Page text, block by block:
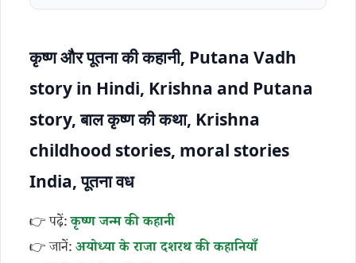
कृष्ण और पूतना की कहानी, Putana Vadh
story in Hindi, Krishna and Putana
story, बाल कृष्ण की कथा, Krishna
childhood stories, moral stories
India, पूतना वध
👉 पढ़ें:कृष्ण जन्म की कहानी
👉 जानें:अयोध्या के राजा दशरथ की कहानियाँ